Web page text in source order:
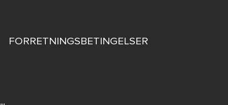
FORRETNINGSBETINGELSER